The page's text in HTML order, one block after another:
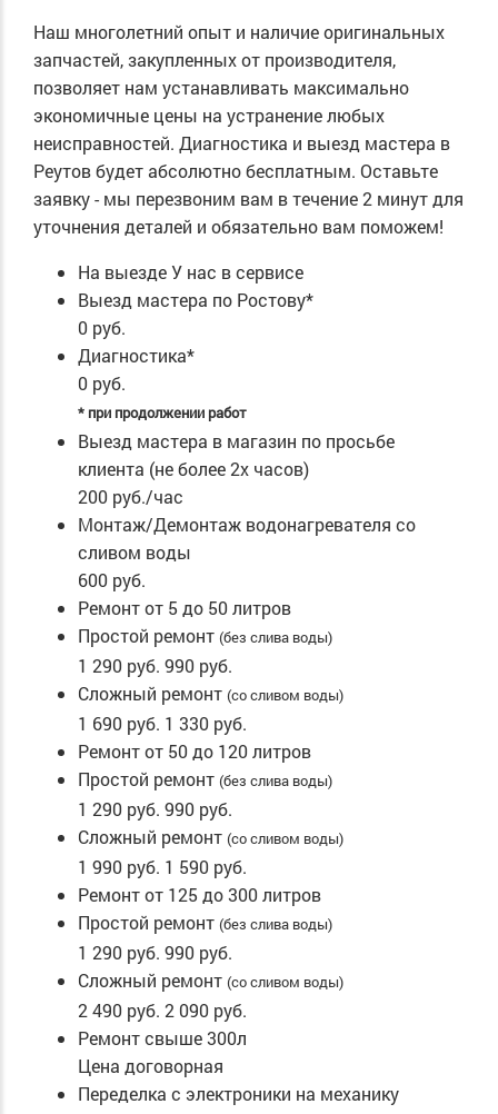
Наш многолетний опыт и наличие оригинальных
запчастей, закупленных от производителя,
позволяет нам устанавливать максимально
экономичные цены на устранение любых
неисправностей. Диагностика и выезд мастера в
Реутов будет абсолютно бесплатным. Оставьте
заявку - мы перезвоним вам в течение 2 минут для
уточнения деталей и обязательно вам поможем!
На выездеУ нас в сервисе
Выезд мастера по Ростову*
0 руб.
Диагностика*
0 руб.
* при продолжении работ
Выезд мастера в магазин по просьбе
клиента (не более 2х часов)
200 руб./час
Монтаж/Демонтаж водонагревателя со
сливом воды
600 руб.
Ремонт от 5 до 50 литров
Простой ремонт (без слива воды)
1 290 руб. 990 руб.
Сложный ремонт (со сливом воды)
1 690 руб. 1 330 руб.
Ремонт от 50 до 120 литров
Простой ремонт (без слива воды)
1 290 руб. 990 руб.
Сложный ремонт (со сливом воды)
1 990 руб. 1 590 руб.
Ремонт от 125 до 300 литров
Простой ремонт (без слива воды)
1 290 руб. 990 руб.
Сложный ремонт (со сливом воды)
2 490 руб. 2 090 руб.
Ремонт свыше 300л
Цена договорная
Переделка с электроники на механику